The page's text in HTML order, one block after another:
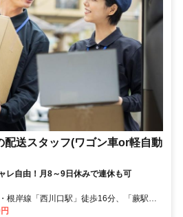
配送スタッフ(ワゴン車or軽自動
レ自由！月8～9日休みで連休も可
根岸線「西川口駅」徒歩16分、「蕨駅」